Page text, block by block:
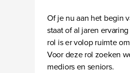
Of je nu aan het begin
staat of al jaren
rol is er volop ruimte
Voor deze rol zoeken
mediors en seniors.